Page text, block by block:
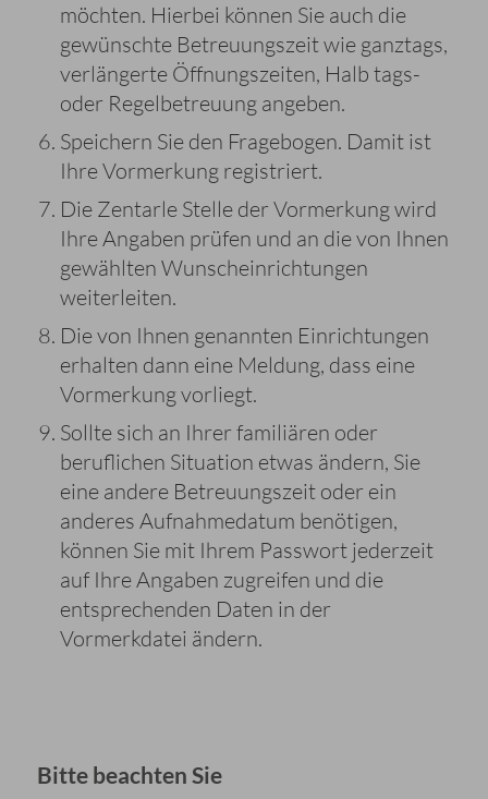
möchten. Hierbei können Sie auch die
gewünschte Betreuungszeit wie ganztags,
verlängerte Öffnungszeiten, Halb tags-
oder Regelbetreuung angeben.
Speichern Sie den Fragebogen. Damit ist
Ihre Vormerkung registriert.
Die Zentarle Stelle der Vormerkung wird
Ihre Angaben prüfen und an die von Ihnen
gewählten Wunscheinrichtungen
weiterleiten.
Die von Ihnen genannten Einrichtungen
erhalten dann eine Meldung, dass eine
Vormerkung vorliegt.
Sollte sich an Ihrer familiären oder
beruflichen Situation etwas ändern, Sie
eine andere Betreuungszeit oder ein
anderes Aufnahmedatum benötigen,
können Sie mit Ihrem Passwort jederzeit
auf Ihre Angaben zugreifen und die
entsprechenden Daten in der
Vormerkdatei ändern.
Bitte beachten Sie